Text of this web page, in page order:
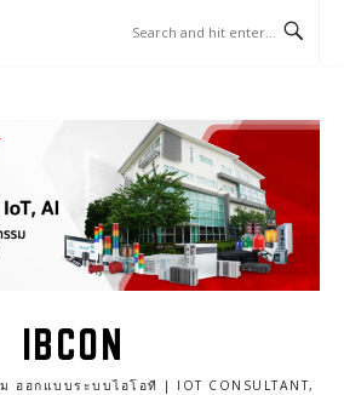
IBCON
ออกแบบระบบไอโอที | IOT CONSULTANT,